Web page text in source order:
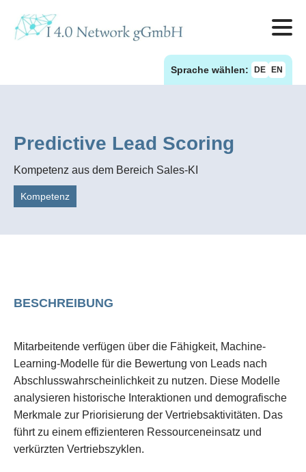
Sprache wählen: DE EN
Predictive Lead Scoring
Kompetenz aus dem Bereich Sales-KI
Kompetenz
BESCHREIBUNG
Mitarbeitende verfügen über die Fähigkeit, Machine-
Learning-Modelle für die Bewertung von Leads nach
Abschlusswahrscheinlichkeit zu nutzen. Diese Modelle
analysieren historische Interaktionen und demografische
Merkmale zur Priorisierung der Vertriebsaktivitäten. Das
führt zu einem effizienteren Ressourceneinsatz und
verkürzten Vertriebszyklen.